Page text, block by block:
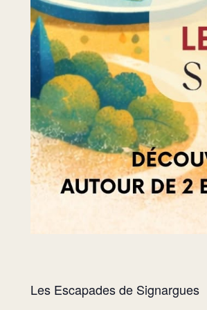
Les Escapades de Signargues